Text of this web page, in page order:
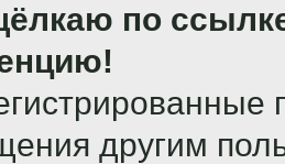
по
другим